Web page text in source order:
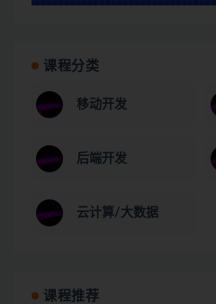
课程分类
移动开发
后端开发
云计算/大数据
课程推荐